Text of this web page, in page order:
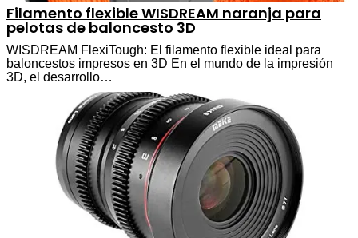
Filamento flexible WISDREAM naranja para
pelotas de baloncesto 3D
WISDREAM FlexiTough: El filamento flexible ideal para
baloncestos impresos en 3D En el mundo de la impresión
3D, el desarrollo…